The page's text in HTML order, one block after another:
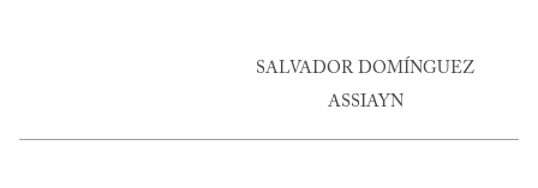
SALVADOR DOMÍNGUEZ
ASSIAYN